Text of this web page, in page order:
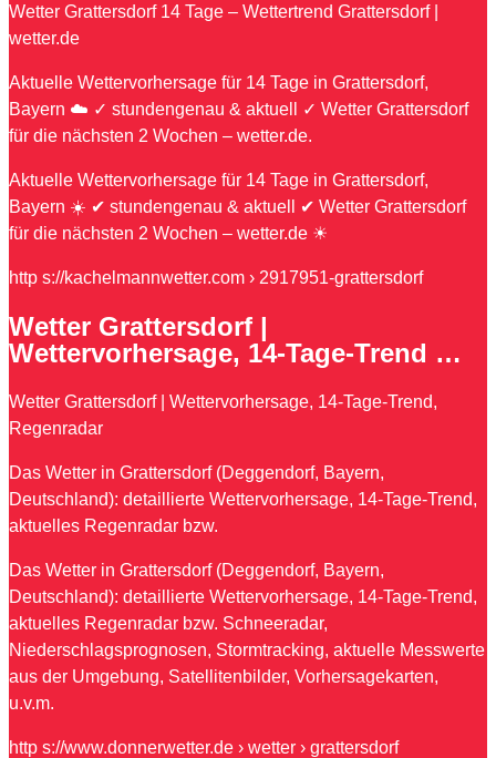
Wetter Grattersdorf 14 Tage – Wettertrend Grattersdorf |
wetter.de
Aktuelle Wettervorhersage für 14 Tage in Grattersdorf,
Bayern ☁️ ✓ stundengenau & aktuell ✓ Wetter Grattersdorf
für die nächsten 2 Wochen – wetter.de.
Aktuelle Wettervorhersage für 14 Tage in Grattersdorf,
Bayern ☀️ ✔ stundengenau & aktuell ✔ Wetter Grattersdorf
für die nächsten 2 Wochen – wetter.de ☀
http s://kachelmannwetter.com › 2917951-grattersdorf
Wetter Grattersdorf |
Wettervorhersage, 14-Tage-Trend …
Wetter Grattersdorf | Wettervorhersage, 14-Tage-Trend,
Regenradar
Das Wetter in Grattersdorf (Deggendorf, Bayern,
Deutschland): detaillierte Wettervorhersage, 14-Tage-Trend,
aktuelles Regenradar bzw.
Das Wetter in Grattersdorf (Deggendorf, Bayern,
Deutschland): detaillierte Wettervorhersage, 14-Tage-Trend,
aktuelles Regenradar bzw. Schneeradar,
Niederschlagsprognosen, Stormtracking, aktuelle Messwerte
aus der Umgebung, Satellitenbilder, Vorhersagekarten,
u.v.m.
http s://www.donnerwetter.de › wetter › grattersdorf